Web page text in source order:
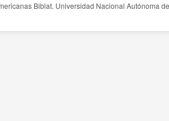
Biblat. Universidad Nacional Autónoma